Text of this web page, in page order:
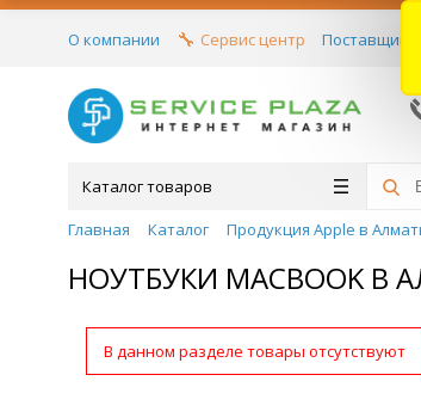
О компании Сервис центр Поставщикам
Каталог товаров
Главная
Каталог Продукция Apple в
НОУТБУКИ MACBOOK В
В данном разделе товары отсутствуют